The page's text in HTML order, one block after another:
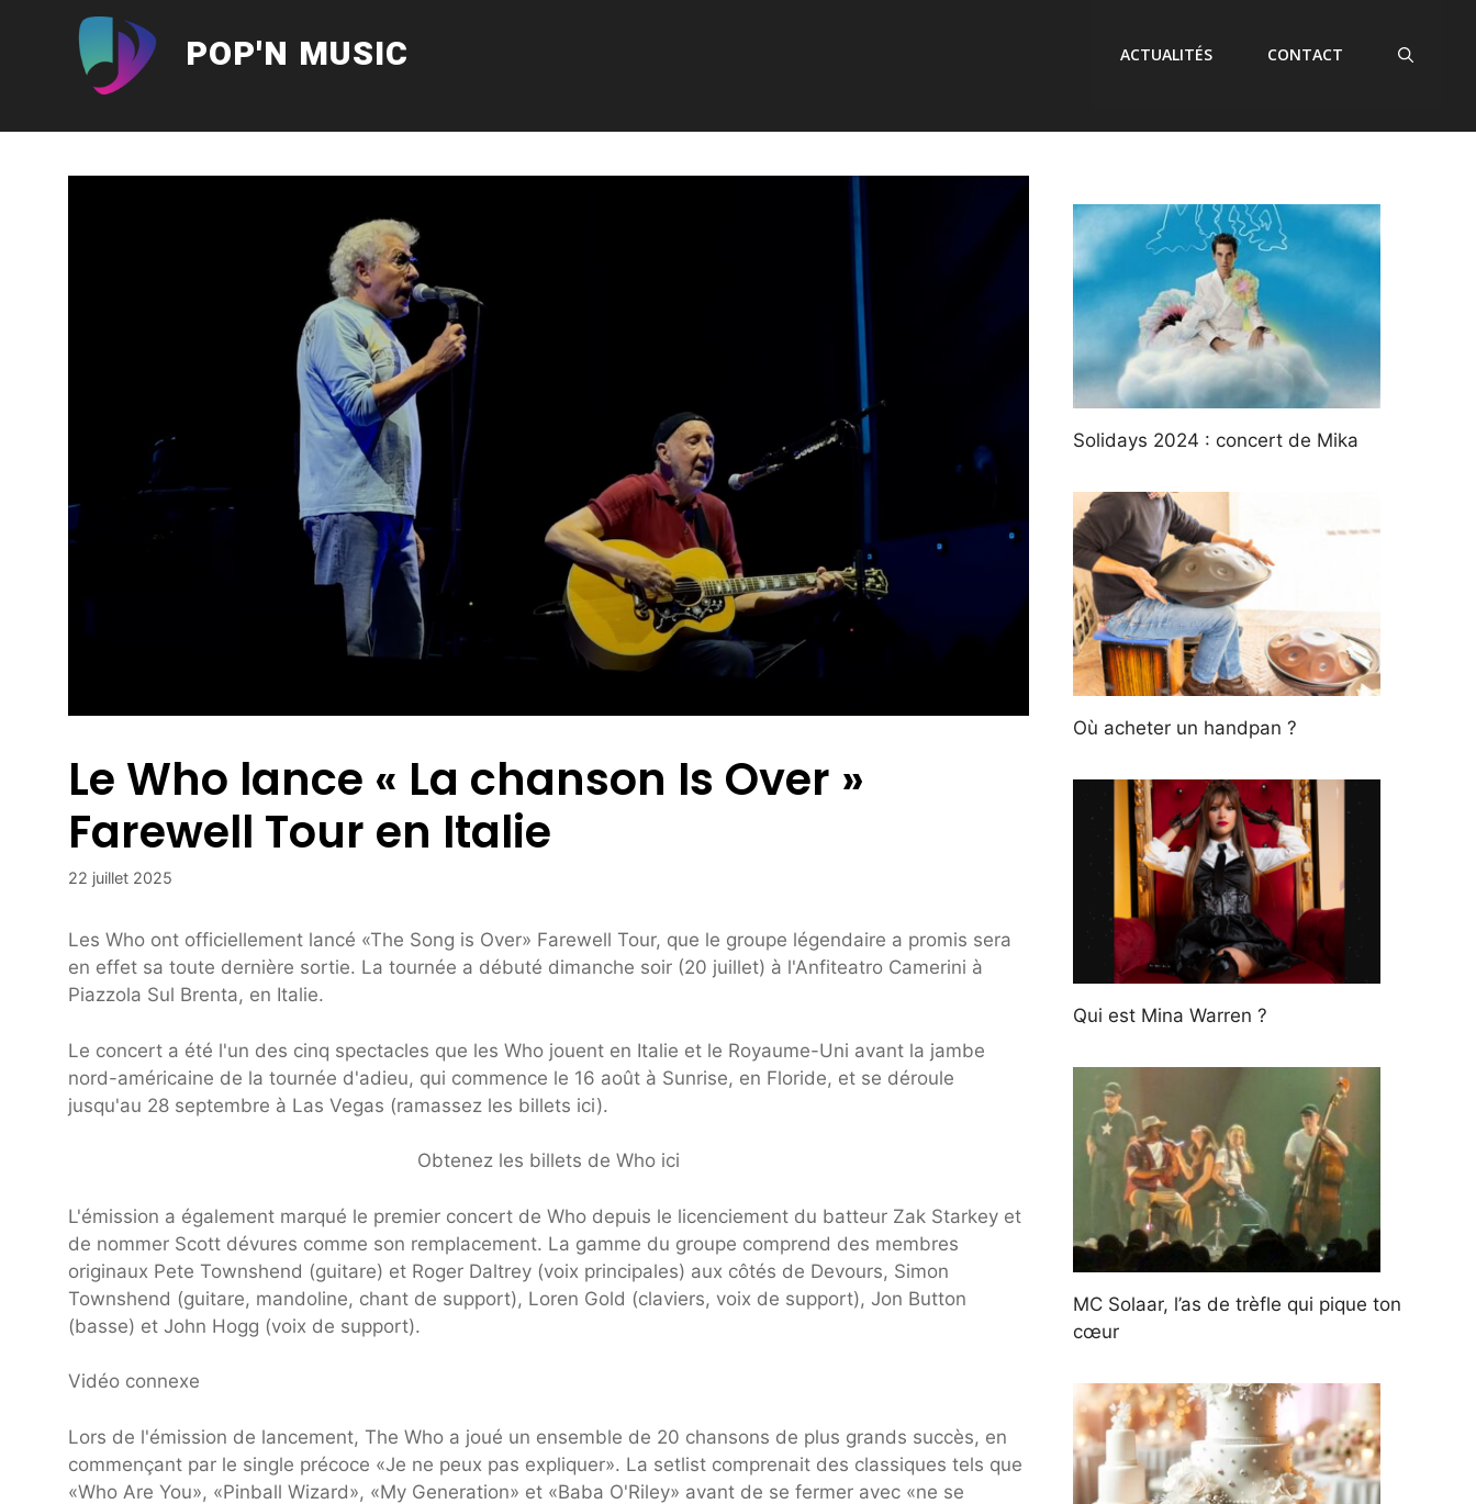
POP'N MUSIC ACTUALITÉS CONTACT
Le Who lance « La chanson Is Over »
Farewell Tour en Italie
22 juillet 2025
Les Who ont officiellement lancé «The Song is Over» Farewell Tour, que le groupe légendaire a promis sera
en effet sa toute dernière sortie. La tournée a débuté dimanche soir (20 juillet) à l'Anfiteatro Camerini à
Piazzola Sul Brenta, en Italie.
Le concert a été l'un des cinq spectacles que les Who jouent en Italie et le Royaume-Uni avant la jambe
nord-américaine de la tournée d'adieu, qui commence le 16 août à Sunrise, en Floride, et se déroule
jusqu'au 28 septembre à Las Vegas (ramassez les billets ici).
Obtenez les billets de Who ici
L'émission a également marqué le premier concert de Who depuis le licenciement du batteur Zak Starkey et
de nommer Scott dévures comme son remplacement. La gamme du groupe comprend des membres
originaux Pete Townshend (guitare) et Roger Daltrey (voix principales) aux côtés de Devours, Simon
Townshend (guitare, mandoline, chant de support), Loren Gold (claviers, voix de support), Jon Button
(basse) et John Hogg (voix de support).
Vidéo connexe
Lors de l'émission de lancement, The Who a joué un ensemble de 20 chansons de plus grands succès, en
commençant par le single précoce «Je ne peux pas expliquer». La setlist comprenait des classiques tels que
«Who Are You», «Pinball Wizard», «My Generation» et «Baba O'Riley» avant de se fermer avec «ne se
Solidays 2024 : concert de Mika
Où acheter un handpan ?
Qui est Mina Warren ?
MC Solaar, l’as de trèfle qui pique ton
cœur